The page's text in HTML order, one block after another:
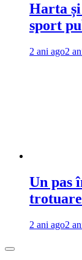
Harta
sport
2 ani ago2
Un pas
2 ani ago2